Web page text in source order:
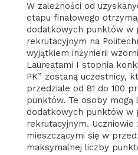
W zależności od
etapu finałowego
dodatkowych punktów w
rekrutacyjnym na
wyjątkiem inżynierii
Laureatami I stopnia
PK” zostaną uczestnicy,
przedziale od 81 do 100
punktów. Te osoby mogą
dodatkowych punktów w
rekrutacyjnym. Uczniowie
mieszczącymi się w
maksymalnej liczby